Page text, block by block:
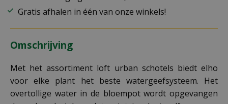
Gratis afhalen in één van onze winkels!
Omschrijving
Met het assortiment loft urban schotels biedt elho
voor elke plant het beste watergeefsysteem. Het
overtollige water in de bloempot wordt opgevangen